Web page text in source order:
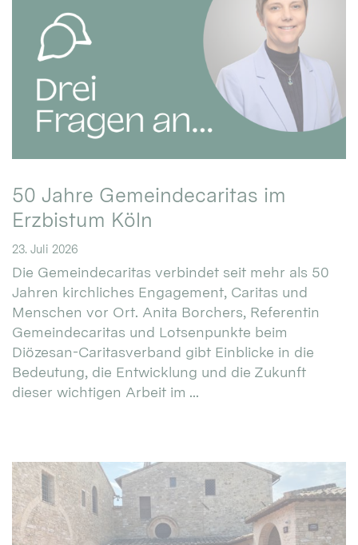
50 Jahre Gemeindecaritas im
Erzbistum Köln
23. Juli 2026
Die Gemeindecaritas verbindet seit mehr als 50
Jahren kirchliches Engagement, Caritas und
Menschen vor Ort. Anita Borchers, Referentin
Gemeindecaritas und Lotsenpunkte beim
Diözesan-Caritasverband gibt Einblicke in die
Bedeutung, die Entwicklung und die Zukunft
dieser wichtigen Arbeit im ...